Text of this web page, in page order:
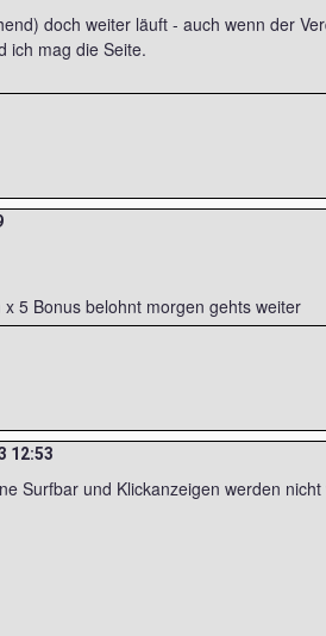
doch weiter läuft - auch wenn der
ich mag die Seite.
5 Bonus belohnt morgen gehts weiter
12:53
Surfbar und Klickanzeigen werden